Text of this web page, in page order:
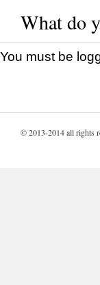
What do
You must be
© 2013-2014 all rights